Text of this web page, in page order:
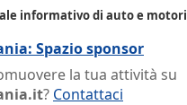
informativo di auto e motori
Spazio sponsor
la tua attività su
? Contattaci